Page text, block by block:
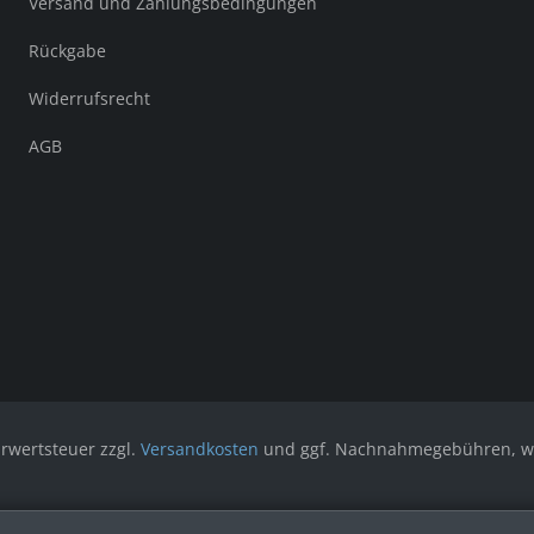
Rückgabe
Widerrufsrecht
AGB
zzgl. Versandkosten und ggf. Nachnahmegebühren,